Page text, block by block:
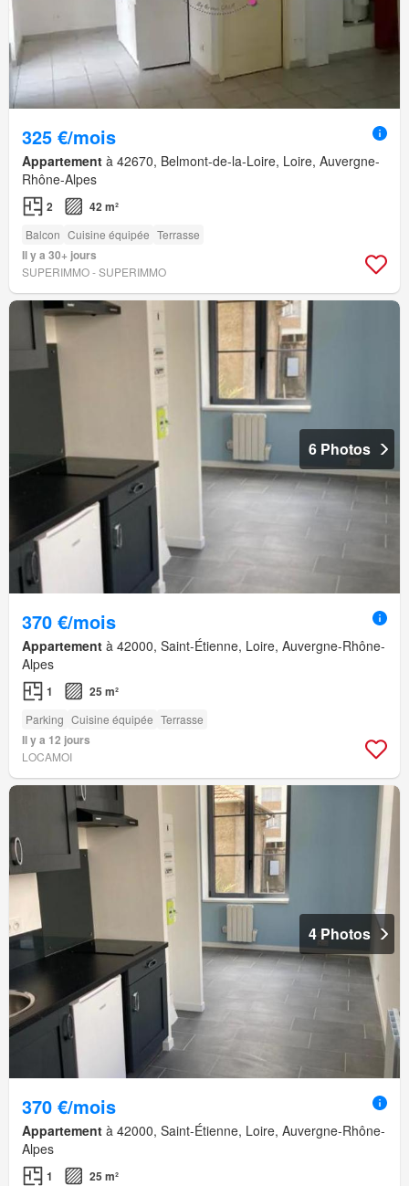
325 €/mois
Appartement à 42670, Belmont-de-la-Loire, Loire, Auvergne-
Rhône-Alpes
2 42 m²
Balcon Cuisine équipée Terrasse
Il y a 30+ jours
SUPERIMMO - SUPERIMMO
6 Photos
370 €/mois
Appartement à 42000, Saint-Étienne, Loire, Auvergne-Rhône-
Alpes
1 25 m²
Parking Cuisine équipée Terrasse
Il y a 12 jours
LOCAMOI
4 Photos
370 €/mois
Appartement à 42000, Saint-Étienne, Loire, Auvergne-Rhône-
Alpes
1 25 m²